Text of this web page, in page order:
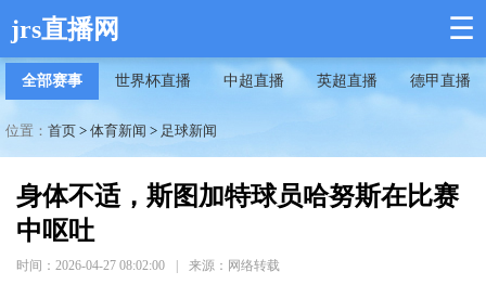
jrs直播网 ☰
全部赛事 世界杯直播 中超直播 英超直播 德甲直播
位置： 首页 > 体育新闻 > 足球新闻
身体不适，斯图加特球员哈努斯在比赛
中呕吐
时间：2026-04-27 08:02:00 来源：网络转载